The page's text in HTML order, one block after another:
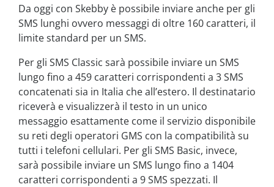
Da oggi con Skebby è possibile inviare anche per gli
SMS lunghi ovvero messaggi di oltre 160 caratteri, il
limite standard per un SMS.
Per gli SMS Classic sarà possibile inviare un SMS
lungo fino a 459 caratteri corrispondenti a 3 SMS
concatenati sia in Italia che all’estero. Il destinatario
riceverà e visualizzerà il testo in un unico
messaggio esattamente come il servizio disponibile
su reti degli operatori GMS con la compatibilità su
tutti i telefoni cellulari. Per gli SMS Basic, invece,
sarà possibile inviare un SMS lungo fino a 1404
caratteri corrispondenti a 9 SMS spezzati. Il